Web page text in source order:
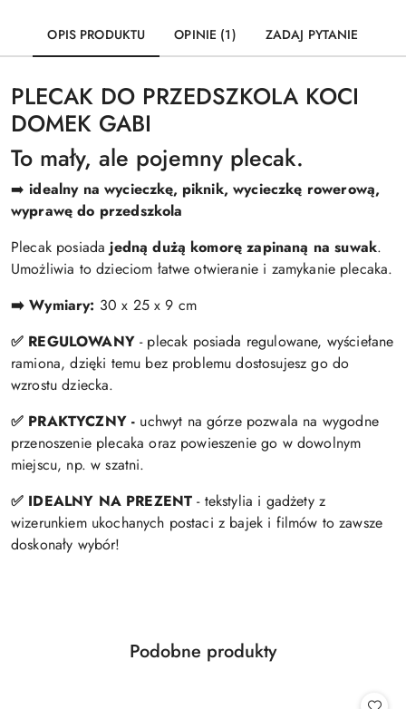
OPIS PRODUKTU OPINIE (1) ZADAJ PYTANIE
PLECAK DO PRZEDSZKOLA KOCI
DOMEK GABI
To mały, ale pojemny plecak.
➡️idealny na wycieczkę, piknik, wycieczkę rowerową,
wyprawę do przedszkola
Plecak posiadajedną dużą komorę zapinaną na suwak.
Umożliwia to dzieciom łatwe otwieranie i zamykanie plecaka.
➡️ Wymiary: 30 x 25 x 9 cm
✅ REGULOWANY- plecak posiada regulowane, wyściełane
ramiona, dzięki temu bez problemu dostosujesz go do
wzrostu dziecka.
✅ PRAKTYCZNY - uchwyt na górze pozwala na wygodne
przenoszenie plecaka oraz powieszenie go w dowolnym
miejscu, np. w szatni.
✅ IDEALNY NA PREZENT - tekstylia i gadżety z
wizerunkiem ukochanych postaci z bajek i filmów to zawsze
doskonały wybór!
Pomiń karuzelę produktów
Produkty
Podobne produkty